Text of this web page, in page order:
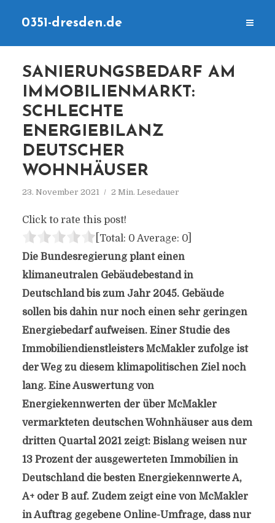
0351-dresden.de
SANIERUNGSBEDARF AM
IMMOBILIENMARKT:
SCHLECHTE
ENERGIEBILANZ
DEUTSCHER
WOHNHÄUSER
23. November 2021 2 Min. Lesedauer
Click to rate this post!
[Total: 0 Average: 0]
Die Bundesregierung plant einen
klimaneutralen Gebäudebestand in
Deutschland bis zum Jahr 2045. Gebäude
sollen bis dahin nur noch einen sehr geringen
Energiebedarf aufweisen. Einer Studie des
Immobiliendienstleisters McMakler zufolge ist
der Weg zu diesem klimapolitischen Ziel noch
lang. Eine Auswertung von
Energiekennwerten der über McMakler
vermarkteten deutschen Wohnhäuser aus dem
dritten Quartal 2021 zeigt: Bislang weisen nur
13 Prozent der ausgewerteten Immobilien in
Deutschland die besten Energiekennwerte A,
A+ oder B auf. Zudem zeigt eine von McMakler
in Auftrag gegebene Online-Umfrage, dass nur